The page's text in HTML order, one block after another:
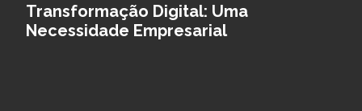
Transformação Digital: Uma
Necessidade Empresarial